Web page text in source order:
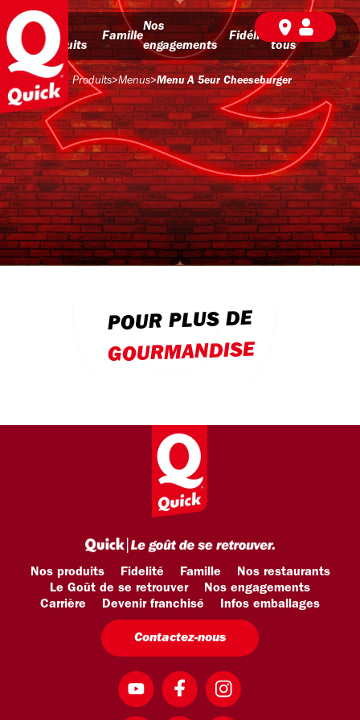
Nos
produits
Famille
Nos
engagements
Fidélité
BD pour
tous
Produits>Menus>Menu A 5eur Cheeseburger
POUR PLUS DE
GOURMANDISE
Nos produits Fidelité Famille
Nos restaurants
Le Goût de se retrouver
Nos engagements
Carrière
Devenir franchisé Infos emballages
Contactez-nous